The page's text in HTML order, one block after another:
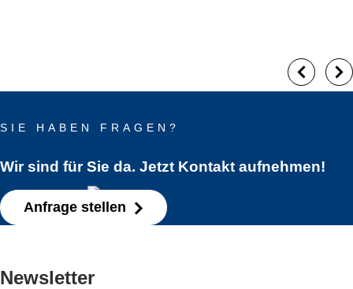
SIE HABEN FRAGEN?
Wir sind für Sie da. Jetzt Kontakt aufnehmen!
Anfrage stellen
Newsletter